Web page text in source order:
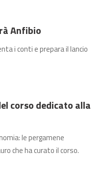
Anfibio
i conti e prepara il lancio
corso dedicato alla
le pergamene
che ha curato il corso.